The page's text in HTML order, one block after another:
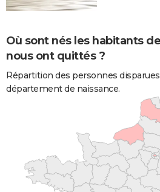
Où sont nés les habitants
nous ont quittés ?
Répartition des personnes
département de naissance.